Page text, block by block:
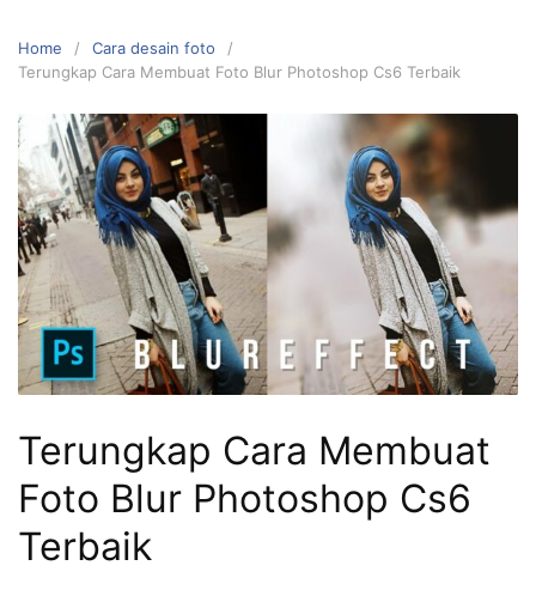
Home
Cara desain foto
Terungkap Cara Membuat Foto Blur Photoshop Cs6 Terbaik
Terungkap Cara Membuat
Foto Blur Photoshop Cs6
Terbaik